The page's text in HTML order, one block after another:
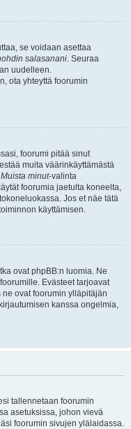
se voidaan asettaa
salasanani. Seuraa
uudelleen.
ota yhteyttä foorumin
foorumi pitää sinut
muita väärinkäyttämästä
Muista minut-valinta
foorumia jaetulta koneelta,
Jos et näe tätä
käyttämisen.
ovat phpBB:n luomia. Ne
Evästeet tarjoavat
ovat foorumin ylläpitäjän
kanssa ongelmia,
tallennetaan foorumin
asetuksissa, johon vievä
foorumin sivujen ylälaidassa.